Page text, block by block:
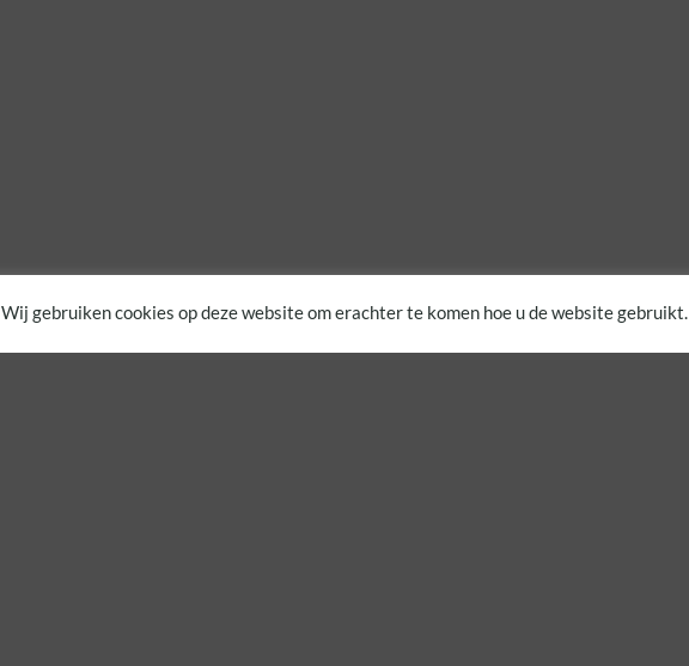
Wij gebruiken cookies op deze website om erachter te komen hoe u de website gebruikt.